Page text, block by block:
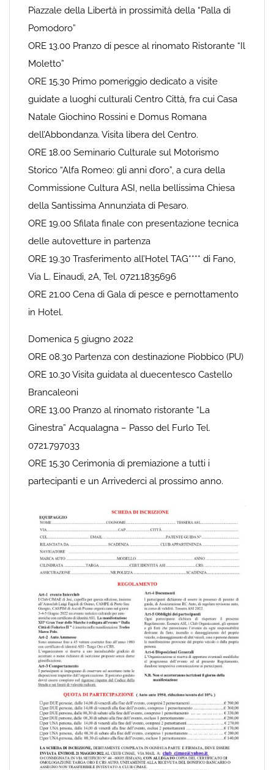
Piazzale della Libertà in prossimità della “Palla di
Pomodoro”
ORE 13.00 Pranzo di pesce al rinomato Ristorante “Il
Moletto”
ORE 15.30 Primo pomeriggio dedicato a visite
guidate a luoghi culturali Centro Città, fra cui Casa
Natale Giochino Rossini e Domus Romana
dell’Abbondanza. Visita libera del Centro.
ORE 18.00 Seminario Culturale sul Motorismo
Storico “Alfa Romeo: gli anni d’oro”, a cura della
Commissione Cultura ASI, nella bellissima Chiesa
della Santissima Annunziata di Pesaro.
ORE 19.00 Sfilata finale con presentazione tecnica
delle autovetture in partenza
ORE 19.30 Trasferimento all’Hotel TAG**** di Fano,
Via L. Einaudi, 2A, Tel. 0721.1835696
ORE 21.00 Cena di Gala di pesce e pernottamento
in Hotel.
Domenica 5 giugno 2022
ORE 08.30 Partenza con destinazione Piobbico (PU)
ORE 10.30 Visita guidata al duecentesco Castello
Brancaleoni
ORE 13.00 Pranzo al rinomato ristorante “La
Ginestra” Acqualagna – Passo del Furlo Tel.
0721.797033
ORE 15.30 Cerimonia di premiazione a tutti i
partecipanti e un Arrivederci al prossimo anno.